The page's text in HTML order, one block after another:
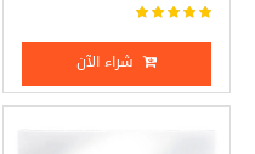
شراء الآن